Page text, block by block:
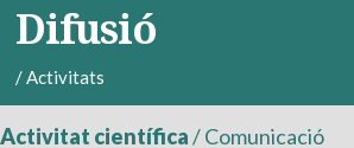
Difusió
/Activitats
Activitat científica/Comunicació